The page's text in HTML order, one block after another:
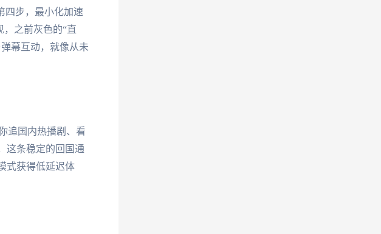
四步，最小化加速
之前灰色的“直
幕互动，就像从未
追国内热播剧、看
这条稳定的回国通
式获得低延迟体